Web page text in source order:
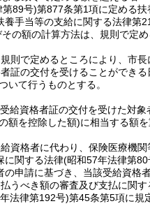
第89号)第877条第1項に定める扶
手当等の支給に関する法律第
の額の計算方法は、規則で定め
則で定めるところにより、市
証の交付を受けることができる
いて行うものとする。
給資格者証の交付を受けた対
額を控除した額)に相当する額
資格者に代わり、保険医療機関
に関する法律(昭和57年法律第80
申請に基づき、当該受給資格
うべき額の審査及び支払に関
法律第192号)第45条第5項に規